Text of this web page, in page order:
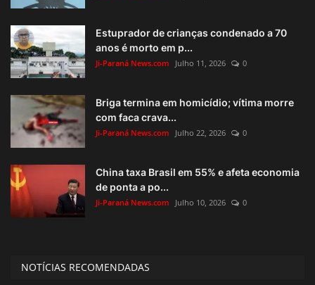
Estuprador de crianças condenado a 70
anos é morto em p...
Ji-Paraná News.com Julho 11, 2026 0
Briga termina em homicídio; vítima morre
com faca crava...
Ji-Paraná News.com Julho 22, 2026 0
China taxa Brasil em 55% e afeta economia
de ponta a po...
Ji-Paraná News.com Julho 10, 2026 0
NOTÍCIAS RECOMENDADAS